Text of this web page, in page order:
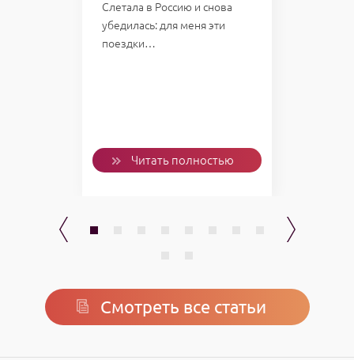
Слетала в Россию и снова
убедилась: для меня эти
поездки…
Читать полностью
Смотреть все статьи